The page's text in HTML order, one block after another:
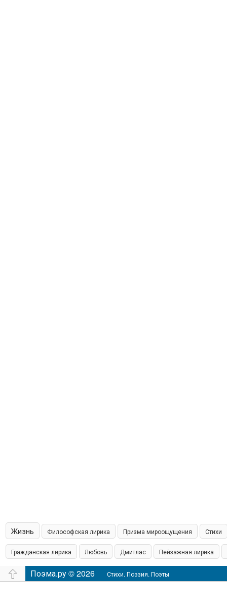
Жизнь Философская лирика Призма мироощущения Стихи
Гражданская лирика Любовь Дмитлас Пейзажная лирика
островская пишет Шамонин Сказки Юмор
Поэма.ру © 2026 Стихи. Поэзия. Поэты